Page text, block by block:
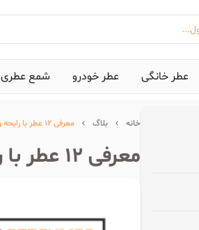
عطر خانگی عطر خودرو شمع عطری
بیشترین جستجوی‌های اخیر:
#عطر زنانه بیک
خانه بلاگ معرفی 12 عطر با رایحه وانیل + خرید بهترین عطر با رایحه وانیل
معرفی 12 عطر با رایحه وانیل + خرید بهترین عطر با رایحه وانیل